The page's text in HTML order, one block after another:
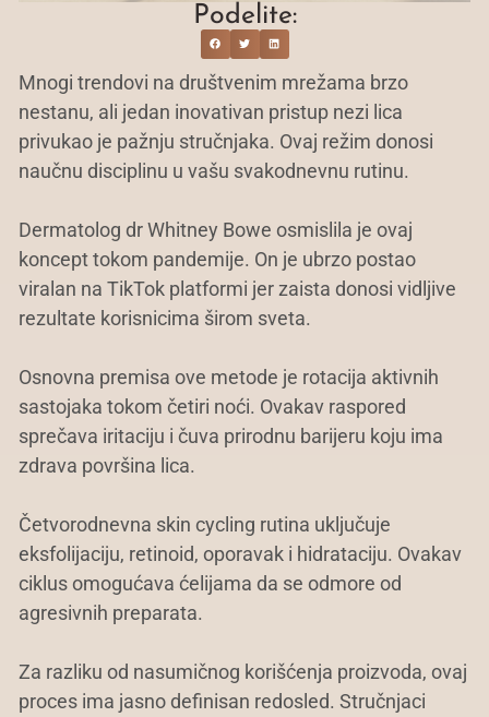
Podelite:
Mnogi trendovi na društvenim mrežama brzo
nestanu, ali jedan inovativan pristup nezi lica
privukao je pažnju stručnjaka. Ovaj režim donosi
naučnu disciplinu u vašu svakodnevnu rutinu.
Dermatolog dr Whitney Bowe osmislila je ovaj
koncept tokom pandemije. On je ubrzo postao
viralan na TikTok platformi jer zaista donosi vidljive
rezultate korisnicima širom sveta.
Osnovna premisa ove metode je rotacija aktivnih
sastojaka tokom četiri noći. Ovakav raspored
sprečava iritaciju i čuva prirodnu barijeru koju ima
zdrava površina lica.
Četvorodnevna skin cycling rutina uključuje
eksfolijaciju, retinoid, oporavak i hidrataciju. Ovakav
ciklus omogućava ćelijama da se odmore od
agresivnih preparata.
Za razliku od nasumičnog korišćenja proizvoda, ovaj
proces ima jasno definisan redosled. Stručnjaci